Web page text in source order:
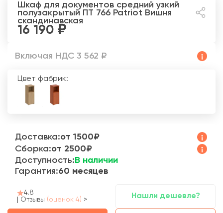
Шкаф для документов средний узкий
полузакрытый ПТ 766 Patriot Вишня
скандинавская
16 190
Включая НДС 3 562 ₽
Цвет фабрик:
Доставка:от 1500₽
Сборка:от 2500₽
Доступность: В наличии
Гарантия:60 месяцев
4.8
Отзывы (оценок 4) > Нашли дешевле?